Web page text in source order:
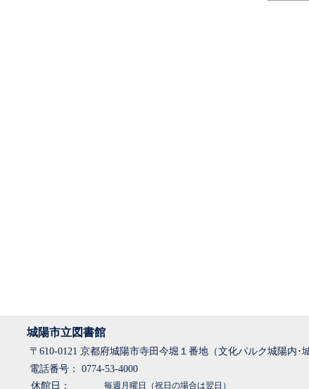
城陽市立図書館
〒610-0121 京都府城陽市寺田今堀１番地（文化パルク城陽内･
電話番号： 0774-53-4000
休館日：
毎週月曜日（祝日の場合は翌日）